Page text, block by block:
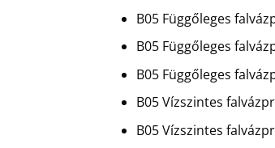
B05 Függőleges
B05 Függőleges
B05 Függőleges
B05 Vízszintes
B05 Vízszintes